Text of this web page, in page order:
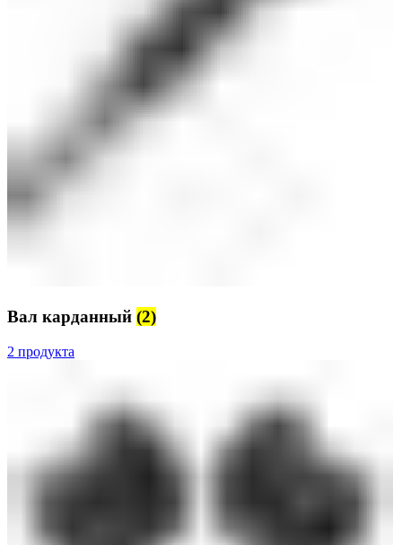
Вал карданный (2)
2 продукта